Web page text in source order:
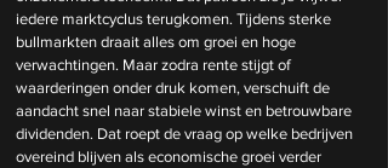
iedere marktcyclus terugkomen. Tijdens sterke
bullmarkten draait alles om groei en hoge
verwachtingen. Maar zodra rente stijgt of
waarderingen onder druk komen, verschuift de
aandacht snel naar stabiele winst en betrouwbare
dividenden. Dat roept de vraag op welke bedrijven
overeind blijven als economische groei verder